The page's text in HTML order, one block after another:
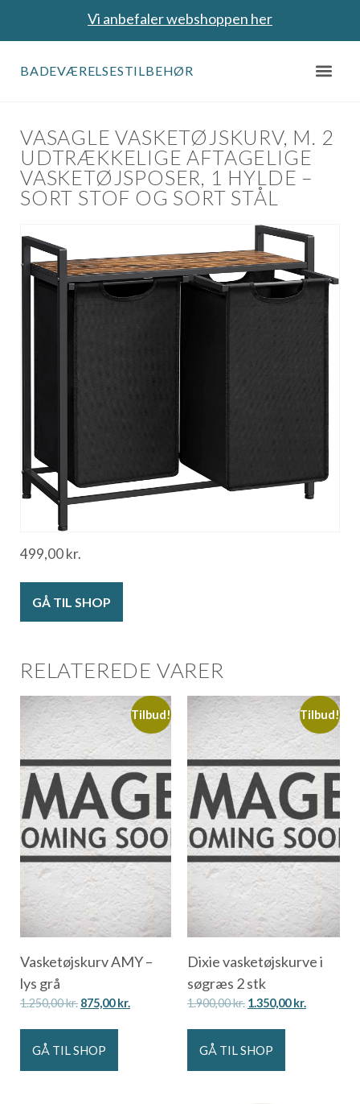
Vi anbefaler webshoppen her
BADEVÆRELSESTILBEHØR
VASAGLE VASKETØJSKURV, M. 2
UDTRÆKKELIGE AFTAGELIGE
VASKETØJSPOSER, 1 HYLDE –
SORT STOF OG SORT STÅL
499,00kr.
GÅ TIL SHOP
RELATEREDE VARER
Tilbud!
Vasketøjskurv AMY –
lys grå
1.250,00kr. 875,00kr.
GÅ TIL SHOP
Tilbud!
Dixie vasketøjskurve i
søgræs 2 stk
1.900,00kr. 1.350,00kr.
GÅ TIL SHOP